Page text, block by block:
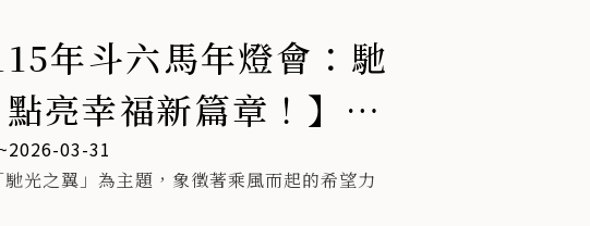
舞團
】5/30（六）19:00
區
用「未來城市博物館」的概念，規劃六大子題
年斗六馬年燈會：馳
亮幸福新篇章！】
03-31
光之翼」為主題，象徵著乘風而起的希望力